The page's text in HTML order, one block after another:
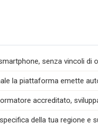
senza vincoli di
la piattaforma emette
accreditato,
della tua regione e